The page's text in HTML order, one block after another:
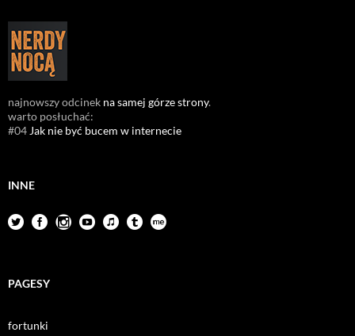
najnowszy odcinek na samej górze strony.
warto posłuchać:
#04Jak nie być bucem w internecie
INNE
PAGESY
fortunki